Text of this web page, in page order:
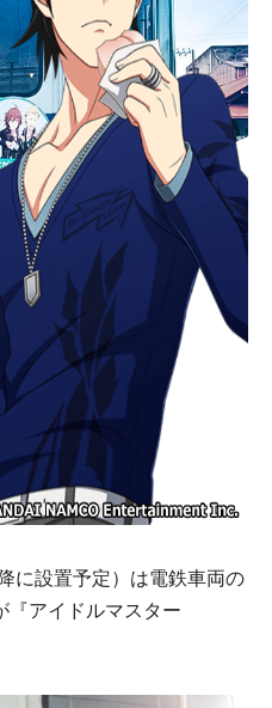
に設置予定）は電鉄車両の
『アイドルマスター